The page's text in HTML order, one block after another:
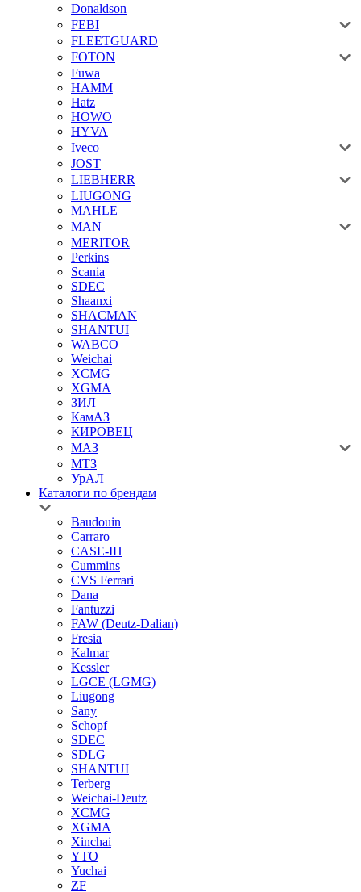
Donaldson
FEBI
FLEETGUARD
FOTON
Fuwa
HAMM
Hatz
HOWO
HYVA
Iveco
JOST
LIEBHERR
LIUGONG
MAHLE
MAN
MERITOR
Perkins
Scania
SDEC
Shaanxi
SHACMAN
SHANTUI
WABCO
Weichai
XCMG
XGMA
ЗИЛ
КамАЗ
КИРОВЕЦ
МАЗ
МТЗ
УрАЛ
Каталоги по брендам
Baudouin
Carraro
CASE-IH
Cummins
CVS Ferrari
Dana
Fantuzzi
FAW (Deutz-Dalian)
Fresia
Kalmar
Kessler
LGCE (LGMG)
Liugong
Sany
Schopf
SDEC
SDLG
SHANTUI
Terberg
Weichai-Deutz
XCMG
XGMA
Xinchai
YTO
Yuchai
ZF